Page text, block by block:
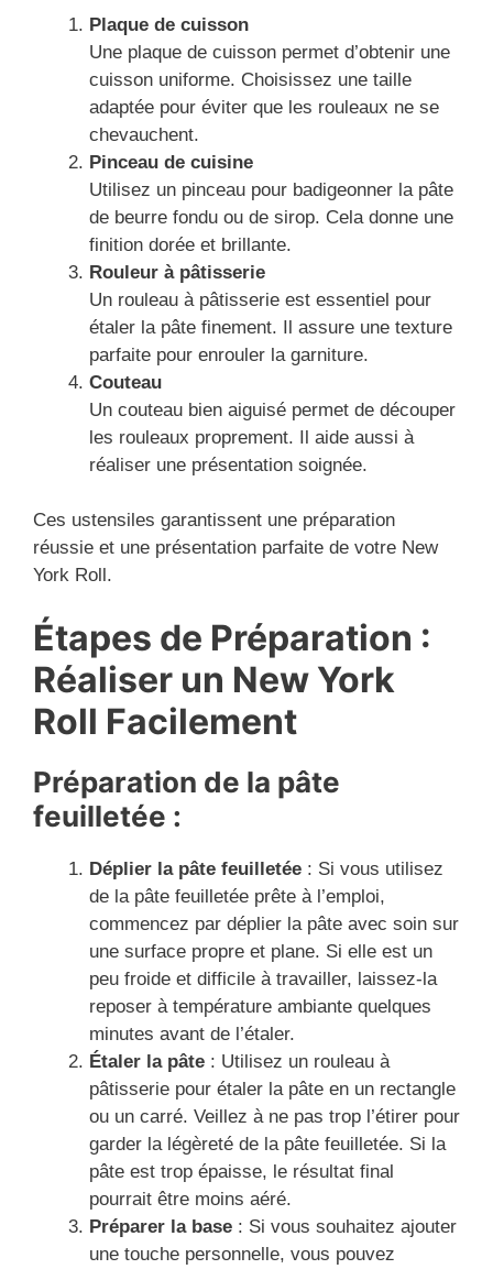
Plaque de cuisson
Une plaque de cuisson permet d’obtenir une
cuisson uniforme. Choisissez une taille
adaptée pour éviter que les rouleaux ne se
chevauchent.
Pinceau de cuisine
Utilisez un pinceau pour badigeonner la pâte
de beurre fondu ou de sirop. Cela donne une
finition dorée et brillante.
Rouleur à pâtisserie
Un rouleau à pâtisserie est essentiel pour
étaler la pâte finement. Il assure une texture
parfaite pour enrouler la garniture.
Couteau
Un couteau bien aiguisé permet de découper
les rouleaux proprement. Il aide aussi à
réaliser une présentation soignée.
Ces ustensiles garantissent une préparation
réussie et une présentation parfaite de votre New
York Roll.
Étapes de Préparation :
Réaliser un New York
Roll Facilement
Préparation de la pâte
feuilletée :
Déplier la pâte feuilletée : Si vous utilisez
de la pâte feuilletée prête à l’emploi,
commencez par déplier la pâte avec soin sur
une surface propre et plane. Si elle est un
peu froide et difficile à travailler, laissez-la
reposer à température ambiante quelques
minutes avant de l’étaler.
Étaler la pâte : Utilisez un rouleau à
pâtisserie pour étaler la pâte en un rectangle
ou un carré. Veillez à ne pas trop l’étirer pour
garder la légèreté de la pâte feuilletée. Si la
pâte est trop épaisse, le résultat final
pourrait être moins aéré.
Préparer la base : Si vous souhaitez ajouter
une touche personnelle, vous pouvez